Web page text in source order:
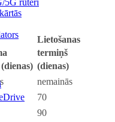
Lietošanas
termiņš
(dienas)
nemainās
70
90